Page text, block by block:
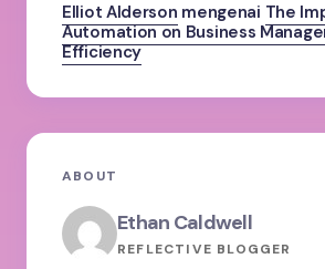
Elliot Alderson mengenai The
Automation on Business
Efficiency
ABOUT
Ethan Caldwell
REFLECTIVE BLOGGER